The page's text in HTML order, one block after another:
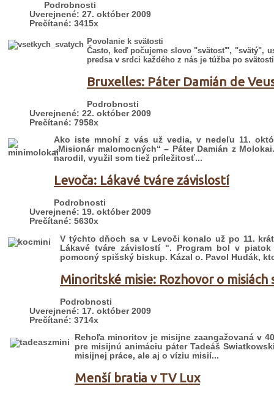
Podrobnosti
Uverejnené: 27. október 2009
Prečítané: 3415x
Povolanie k svätosti
Často, keď počujeme slovo "svätosť", "svätý",
predsa v srdci každého z nás je túžba po
Bruxelles: Páter Damián de
Podrobnosti
Uverejnené: 22. október 2009
Prečítané: 7958x
Ako iste mnohí z vás už vedia, v nedeľu 11.
„Misionár malomocných“ – Páter Damián z
narodil, využil som tiež príležitosť...
Levoča: Lákavé tváre závislostí
Podrobnosti
Uverejnené: 19. október 2009
Prečítané: 5630x
V týchto dňoch sa v Levoči konalo už po 11.
Lákavé tváre závislostí ". Program bol v
pomocný spišský biskup. Kázal o. Pavol Hudák,
Minoritské misie: Rozhovor o
Podrobnosti
Uverejnené: 17. október 2009
Prečítané: 3714x
Rehoľa minoritov je misijne zaangažovaná v
pre misijnú animáciu páter Tadeáš
misijnej práce, ale aj o víziu misií...
Menší bratia v TV Lux